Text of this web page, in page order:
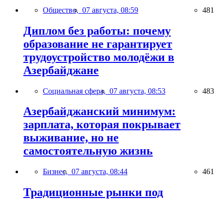
Общество, 07 августа, 08:59 481
Диплом без работы: почему
образование не гарантирует
трудоустройство молодёжи в
Азербайджане
Социальная сфера, 07 августа, 08:53 483
Азербайджанский минимум:
зарплата, которая покрывает
выживание, но не
самостоятельную жизнь
Бизнес, 07 августа, 08:44 461
Традиционные рынки под